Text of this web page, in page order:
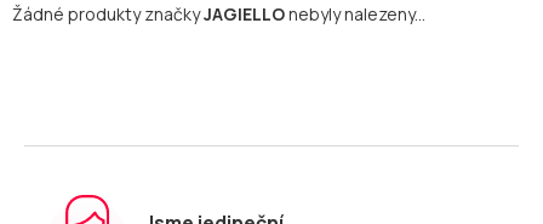
Žádné produkty značkyJAGIELLOnebyly nalezeny...